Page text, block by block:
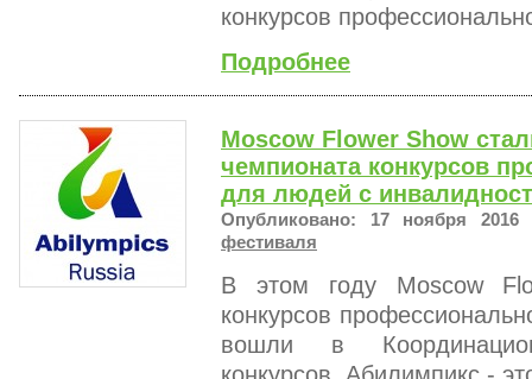
конкурсов
Подробнее
Moscow Flower Show
чемпионата конкурсов
для людей с
Опубликовано: 17 ноября
фестиваля
В этом году Moscow
конкурсов
вошли в